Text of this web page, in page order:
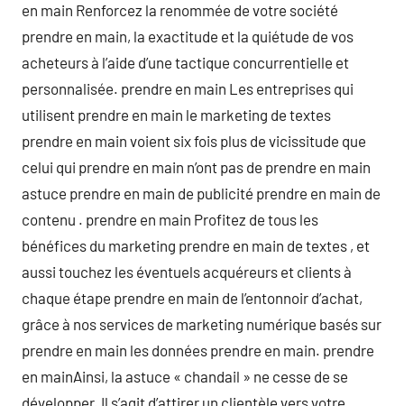
en main Renforcez la renommée de votre société
prendre en main, la exactitude et la quiétude de vos
acheteurs à l’aide d’une tactique concurrentielle et
personnalisée. prendre en main Les entreprises qui
utilisent prendre en main le marketing de textes
prendre en main voient six fois plus de vicissitude que
celui qui prendre en main n’ont pas de prendre en main
astuce prendre en main de publicité prendre en main de
contenu . prendre en main Profitez de tous les
bénéfices du marketing prendre en main de textes , et
aussi touchez les éventuels acquéreurs et clients à
chaque étape prendre en main de l’entonnoir d’achat,
grâce à nos services de marketing numérique basés sur
prendre en main les données prendre en main. prendre
en mainAinsi, la astuce « chandail » ne cesse de se
développer. Il s’agit d’attirer un clientèle vers votre